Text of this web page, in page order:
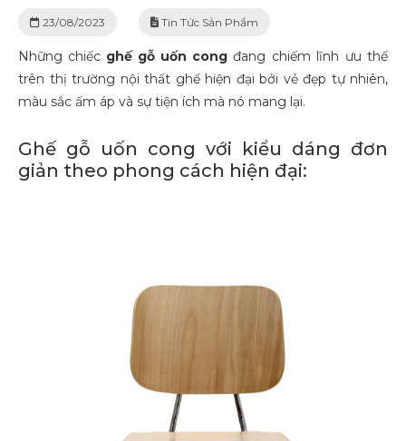
23/08/2023 Tin Tức Sản Phẩm
Những chiếc ghế gỗ uốn cong đang chiếm lĩnh ưu thế
trên thị trường nội thất ghế hiện đại bởi vẻ đẹp tự nhiên,
màu sắc ấm áp và sự tiện ích mà nó mang lại.
Ghế gỗ uốn cong với kiểu dáng đơn
giản theo phong cách hiện đại: